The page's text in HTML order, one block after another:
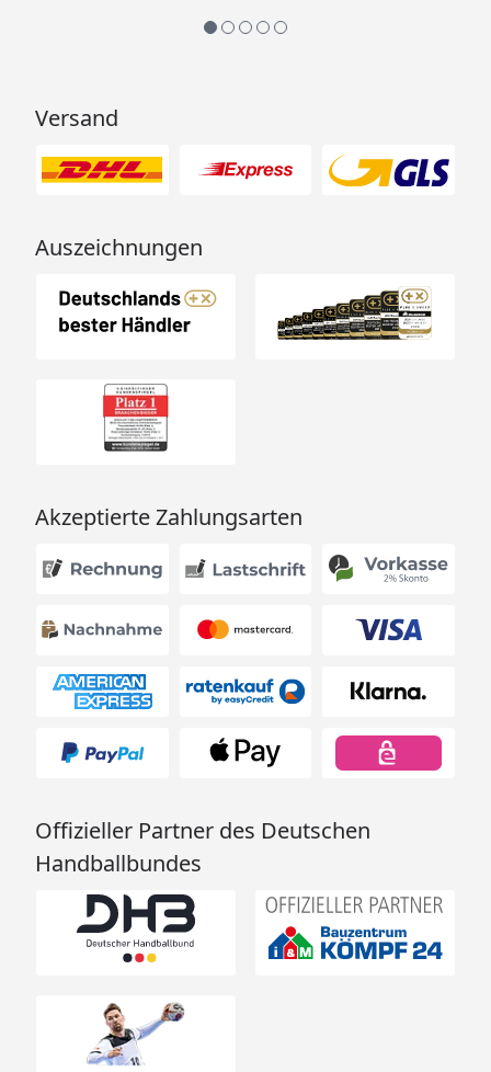
Versand
Auszeichnungen
Akzeptierte Zahlungsarten
Offizieller Partner des Deutschen
Handballbundes